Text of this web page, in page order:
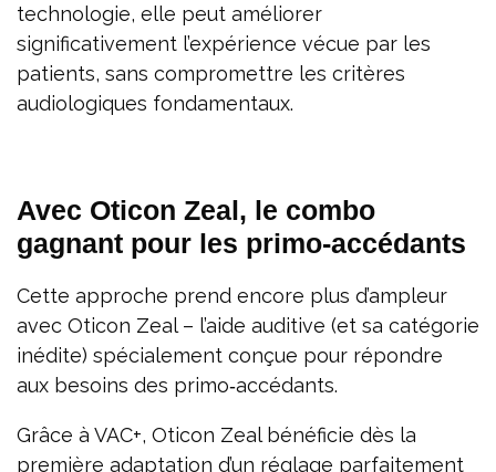
technologie, elle peut améliorer
significativement l’expérience vécue par les
patients, sans compromettre les critères
audiologiques fondamentaux.
Avec Oticon Zeal, le combo
gagnant pour les primo‑accédants
Cette approche prend encore plus d’ampleur
avec Oticon Zeal – l’aide auditive (et sa catégorie
inédite) spécialement conçue pour répondre
aux besoins des primo‑accédants.
Grâce à VAC+, Oticon Zeal bénéficie dès la
première adaptation d’un réglage parfaitement